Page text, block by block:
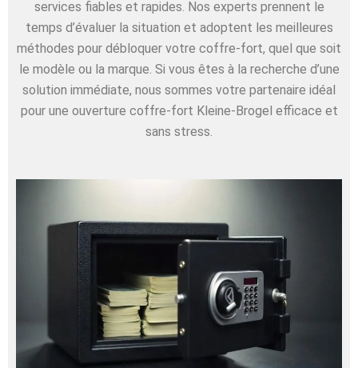
services fiables et rapides. Nos experts prennent le
temps d’évaluer la situation et adoptent les meilleures
méthodes pour débloquer votre coffre-fort, quel que soit
le modèle ou la marque. Si vous êtes à la recherche d’une
solution immédiate, nous sommes votre partenaire idéal
pour une ouverture coffre-fort Kleine-Brogel efficace et
sans stress.